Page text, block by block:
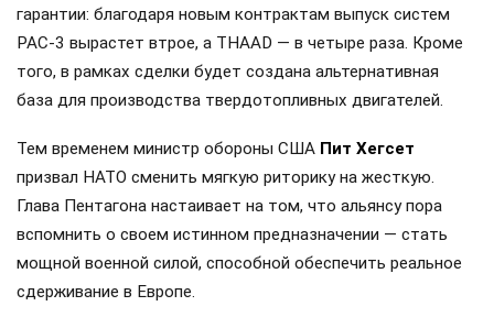
гарантии: благодаря новым контрактам выпуск систем
PAC-3 вырастет втрое, а THAAD — в четыре раза. Кроме
того, в рамках сделки будет создана альтернативная
база для производства твердотопливных двигателей.
Тем временем министр обороны США Пит Хегсет
призвал НАТО сменить мягкую риторику на жесткую.
Глава Пентагона настаивает на том, что альянсу пора
вспомнить о своем истинном предназначении — стать
мощной военной силой, способной обеспечить реальное
сдерживание в Европе.